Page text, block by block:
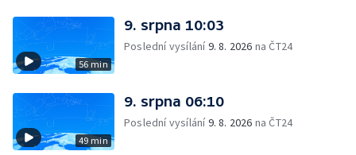
56 min
9. srpna 10:03
Poslední vysílání9. 8. 2026 na ČT24
49 min
9. srpna 06:10
Poslední vysílání9. 8. 2026 na ČT24